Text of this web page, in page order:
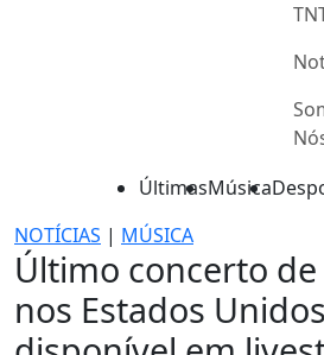
ÚltimasMúsica
NOTÍCIAS | MÚSICA
Último concerto de
nos Estados